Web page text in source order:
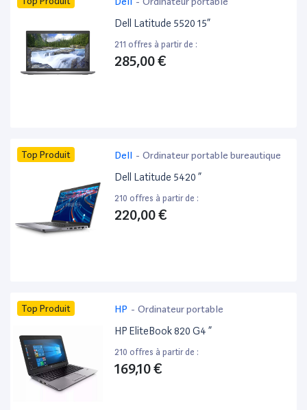
Dell Latitude 5520 15”
211 offres à partir de :
285,00 €
Top Produit Dell - Ordinateur portable bureautique
Dell Latitude 5420 ”
210 offres à partir de :
220,00 €
Top Produit HP - Ordinateur portable
HP EliteBook 820 G4 ”
210 offres à partir de :
169,10 €